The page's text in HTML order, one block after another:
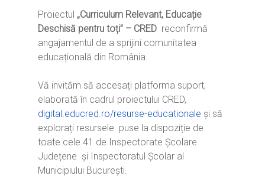
Proiectul „Curriculum Relevant, Educație
Deschisă pentru toți” – CRED reconfirmă
angajamentul de a sprijini comunitatea
educațională din România.
Vă invităm să accesați platforma suport,
elaborată în cadrul proiectului CRED,
digital.educred.ro/resurse-educationale și să
explorați resursele puse la dispoziție de
toate cele 41 de Inspectorate Școlare
Județene și Inspectoratul Școlar al
Municipiului București.